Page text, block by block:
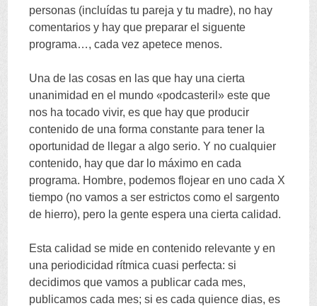
personas (incluídas tu pareja y tu madre), no hay
comentarios y hay que preparar el siguente
programa…, cada vez apetece menos.
Una de las cosas en las que hay una cierta
unanimidad en el mundo «podcasteril» este que
nos ha tocado vivir, es que hay que producir
contenido de una forma constante para tener la
oportunidad de llegar a algo serio. Y no cualquier
contenido, hay que dar lo máximo en cada
programa. Hombre, podemos flojear en uno cada X
tiempo (no vamos a ser estrictos como el sargento
de hierro), pero la gente espera una cierta calidad.
Esta calidad se mide en contenido relevante y en
una periodicidad rítmica cuasi perfecta: si
decidimos que vamos a publicar cada mes,
publicamos cada mes; si es cada quience dias, es